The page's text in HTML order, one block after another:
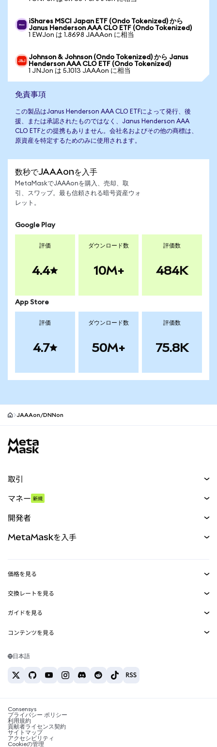
iShares MSCI Japan ETF (Ondo Tokenized) から
Janus Henderson AAA CLO ETF (Ondo Tokenized)
1 EWJon は 1.8698 JAAAon に相当
Johnson & Johnson (Ondo Tokenized) から Janus
Henderson AAA CLO ETF (Ondo Tokenized)
1 JNJon は 5.1013 JAAAon に相当
免責事項
この製品はJanus Henderson AAA CLO ETFによって発行、後
援、または承認されたものではなく、Janus Henderson AAA
CLO ETFとの提携もありません。会社名およびその他の商標は、
原資産を特定するためのみに使用されます。
数秒でJAAAonを入手
MetaMaskでJAAAonを購入、売却、取
引、スワップ。最も信頼される暗号資産ウォ
レット。
Google Play
評価
4.4
ダウンロード数
10M+
評価数
484K
App Store
評価
4.7
ダウンロード数
50M+
評価数
75.8K
JAAAon/DNNon
取引
パーペチュアル
RWA
マネー 新規
開発者
MetaMask Connect
Snaps
Web3サービス
MetaMaskを入手
セキュリティ
サポート
キャリア
お問い合わせ
価格を見る
イーサリアムの価格
Solanaの価格
Tetherの価格
交換レートを見る
ETH→USD
USDT→INR
BTC→INR
ETH→USDT
ガイドを見る
ETHの購入
USDTの購入
SHIBの購入
BNBの購入
コンテンツを見る
Solanaウォレット
税制関連ニュース
暗号資産の購入方法は？
ビットコインを売るには？
日本語
Consensys
プライバシー ポリシー
利用規約
貢献者ライセンス契約
サイトマップ
アクセシビリティ
Cookieの管理